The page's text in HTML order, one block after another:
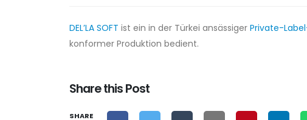
DEL’LA SOFT ist ein in der Türkei ansässiger Private-
konformer Produktion bedient.
Share this Post
SHARE